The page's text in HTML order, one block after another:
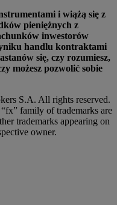
i wiążą się z
pieniężnych z
inwestorów
handlu kontraktami
się, czy rozumiesz,
możesz pozwolić sobie
S.A. All rights reserved.
family of trademarks are
trademarks appearing on
owner.